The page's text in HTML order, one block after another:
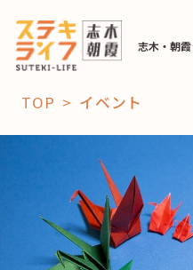
志木・朝
「コト」
子育て
おすすめ
スポット
TOP イベント